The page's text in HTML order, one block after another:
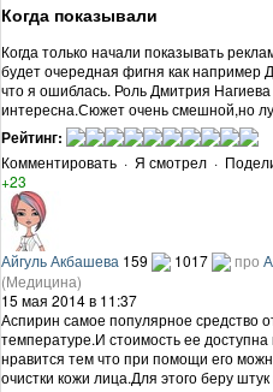
Когда показывали
Когда только начали показывать
будет очередная фигня как например
что я ошиблась. Роль Дмитрия
интересна.Сюжет очень смешной,но
Рейтинг:
Комментировать · Я смотрел ·
+23
Айгуль Акбашева 159 1017 про
(Медицина)
15 мая 2014 в 11:37
Аспирин самое популярное средство
температуре.И стоимость ее
нравится тем что при помощи его
очистки кожи лица.Для этого беру